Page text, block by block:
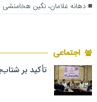
دهانه غلامان، نگین
اجتماعی
تأکید بر